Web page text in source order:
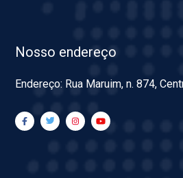
Nosso endereço
Endereço: Rua Maruim, n. 874,